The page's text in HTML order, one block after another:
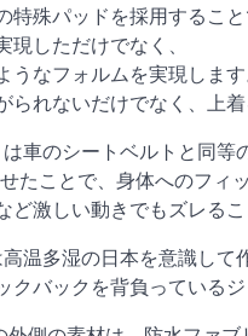
殊パッドを採用すること
しただけでなく、
なフォルムを実現します
れないだけでなく、上
車のシートベルトと同等
たことで、身体へのフィ
激しい動きでもズレるこ
温多湿の日本を意識して
バックを背負っている